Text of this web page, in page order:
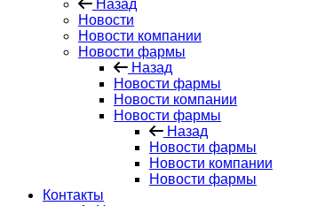
Назад
Новости
Новости компании
Новости фармы
Назад
Новости фармы
Новости компании
Новости фармы
Назад
Новости фармы
Новости компании
Новости фармы
Контакты